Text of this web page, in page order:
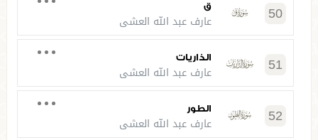
50 ق
عارف عبد الله العشي
51 الذاريات
عارف عبد الله العشي
52 الطور
عارف عبد الله العشي